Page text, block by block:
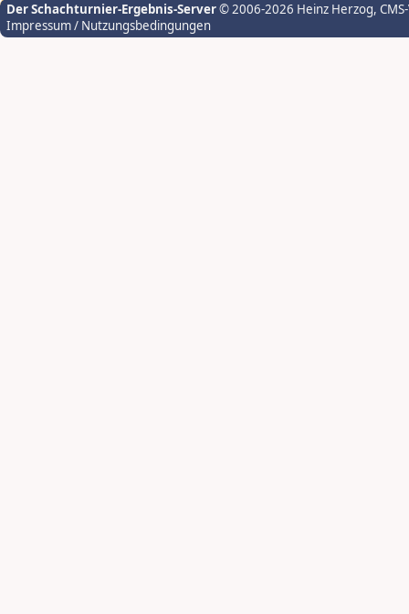
Der Schachturnier-Ergebnis-Server© 2006-2026 Heinz Herzog,
Impressum / Nutzungsbedingungen